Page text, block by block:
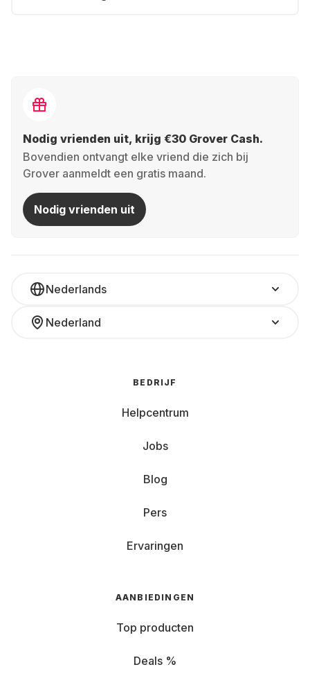
Nodig vrienden uit, krijg €30 Grover Cash.
Bovendien ontvangt elke vriend die zich bij
Grover aanmeldt een gratis maand.
Nodig vrienden uit
Nederlands
Nederland
BEDRIJF
Helpcentrum
Jobs
Blog
Pers
Ervaringen
AANBIEDINGEN
Top producten
Deals %